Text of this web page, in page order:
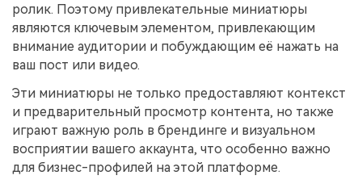
ролик. Поэтому привлекательные миниатюры
являются ключевым элементом, привлекающим
внимание аудитории и побуждающим её нажать на
ваш пост или видео.
Эти миниатюры не только предоставляют контекст
и предварительный просмотр контента, но также
играют важную роль в брендинге и визуальном
восприятии вашего аккаунта, что особенно важно
для бизнес-профилей на этой платформе.